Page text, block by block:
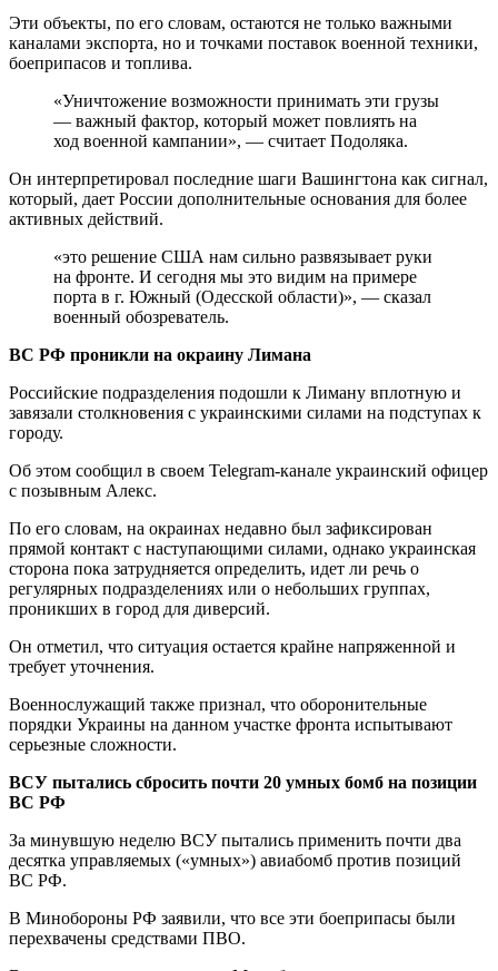
Эти объекты, по его словам, остаются не только важными
каналами экспорта, но и точками поставок военной техники,
боеприпасов и топлива.
«Уничтожение возможности принимать эти грузы
— важный фактор, который может повлиять на
ход военной кампании», — считает Подоляка.
Он интерпретировал последние шаги Вашингтона как сигнал,
который, дает России дополнительные основания для более
активных действий.
«это решение США нам сильно развязывает руки
на фронте. И сегодня мы это видим на примере
порта в г. Южный (Одесской области)», — сказал
военный обозреватель.
ВС РФ проникли на окраину Лимана
Российские подразделения подошли к Лиману вплотную и
завязали столкновения с украинскими силами на подступах к
городу.
Об этом сообщил в своем Telegram-канале украинский офицер
с позывным Алекс.
По его словам, на окраинах недавно был зафиксирован
прямой контакт с наступающими силами, однако украинская
сторона пока затрудняется определить, идет ли речь о
регулярных подразделениях или о небольших группах,
проникших в город для диверсий.
Он отметил, что ситуация остается крайне напряженной и
требует уточнения.
Военнослужащий также признал, что оборонительные
порядки Украины на данном участке фронта испытывают
серьезные сложности.
ВСУ пытались сбросить почти 20 умных бомб на позиции
ВС РФ
За минувшую неделю ВСУ пытались применить почти два
десятка управляемых («умных») авиабомб против позиций
ВС РФ.
В Минобороны РФ заявили, что все эти боеприпасы были
перехвачены средствами ПВО.